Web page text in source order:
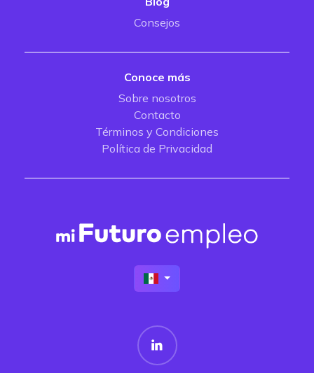
Consejos
Conoce más
Sobre nosotros
Contacto
Términos y Condiciones
Política de Privacidad